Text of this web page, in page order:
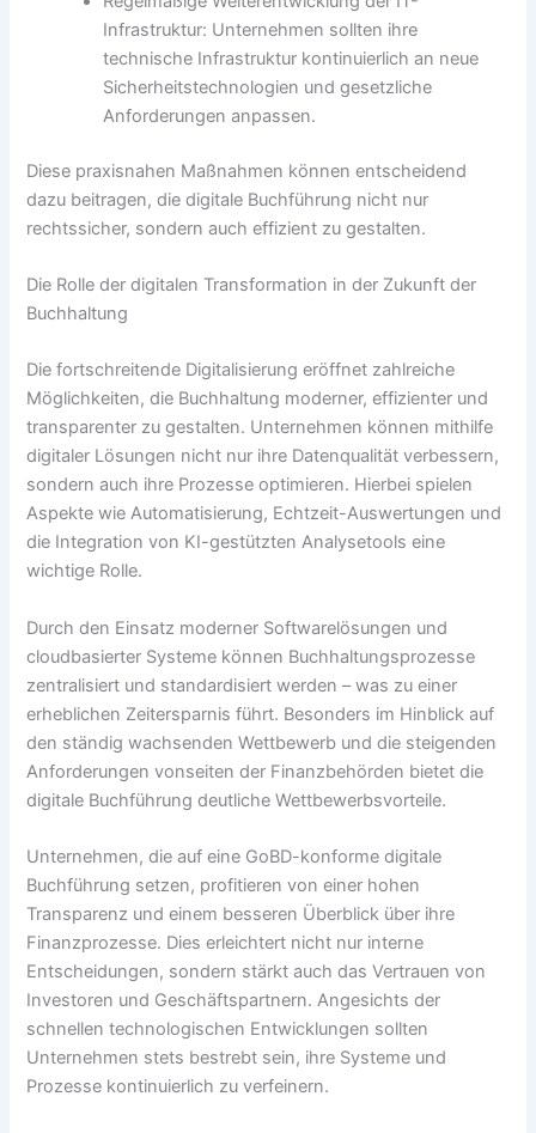
Infrastruktur: Unternehmen sollten ihre
technische Infrastruktur kontinuierlich an neue
Sicherheitstechnologien und gesetzliche
Anforderungen anpassen.
Diese praxisnahen Maßnahmen können entscheidend
dazu beitragen, die digitale Buchführung nicht nur
rechtssicher, sondern auch effizient zu gestalten.
Die Rolle der digitalen Transformation in der Zukunft der
Buchhaltung
Die fortschreitende Digitalisierung eröffnet zahlreiche
Möglichkeiten, die Buchhaltung moderner, effizienter und
transparenter zu gestalten. Unternehmen können mithilfe
digitaler Lösungen nicht nur ihre Datenqualität verbessern,
sondern auch ihre Prozesse optimieren. Hierbei spielen
Aspekte wie Automatisierung, Echtzeit-Auswertungen und
die Integration von KI-gestützten Analysetools eine
wichtige Rolle.
Durch den Einsatz moderner Softwarelösungen und
cloudbasierter Systeme können Buchhaltungsprozesse
zentralisiert und standardisiert werden – was zu einer
erheblichen Zeitersparnis führt. Besonders im Hinblick auf
den ständig wachsenden Wettbewerb und die steigenden
Anforderungen vonseiten der Finanzbehörden bietet die
digitale Buchführung deutliche Wettbewerbsvorteile.
Unternehmen, die auf eine GoBD-konforme digitale
Buchführung setzen, profitieren von einer hohen
Transparenz und einem besseren Überblick über ihre
Finanzprozesse. Dies erleichtert nicht nur interne
Entscheidungen, sondern stärkt auch das Vertrauen von
Investoren und Geschäftspartnern. Angesichts der
schnellen technologischen Entwicklungen sollten
Unternehmen stets bestrebt sein, ihre Systeme und
Prozesse kontinuierlich zu verfeinern.